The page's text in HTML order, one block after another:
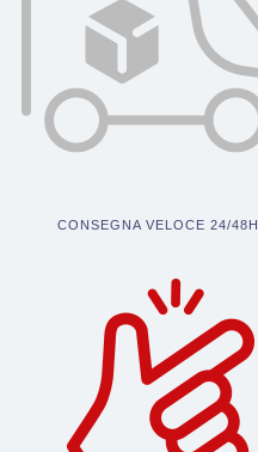
CONSEGNA VELOCE 24/48H